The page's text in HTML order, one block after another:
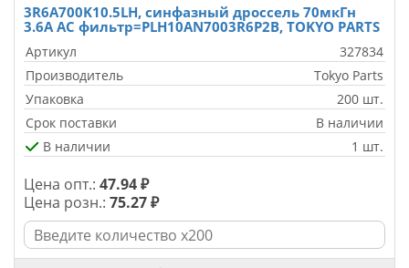
3R6A700K10.5LH, синфазный дроссель 70мкГн
3.6A AC фильтр=PLH10AN7003R6P2B, TOKYO PARTS
Артикул
327834
Производитель
Tokyo Parts
Упаковка
200 шт.
Срок поставки
В наличии
В наличии
1 шт.
Цена опт.: 47.94 ₽
Цена розн.: 75.27 ₽